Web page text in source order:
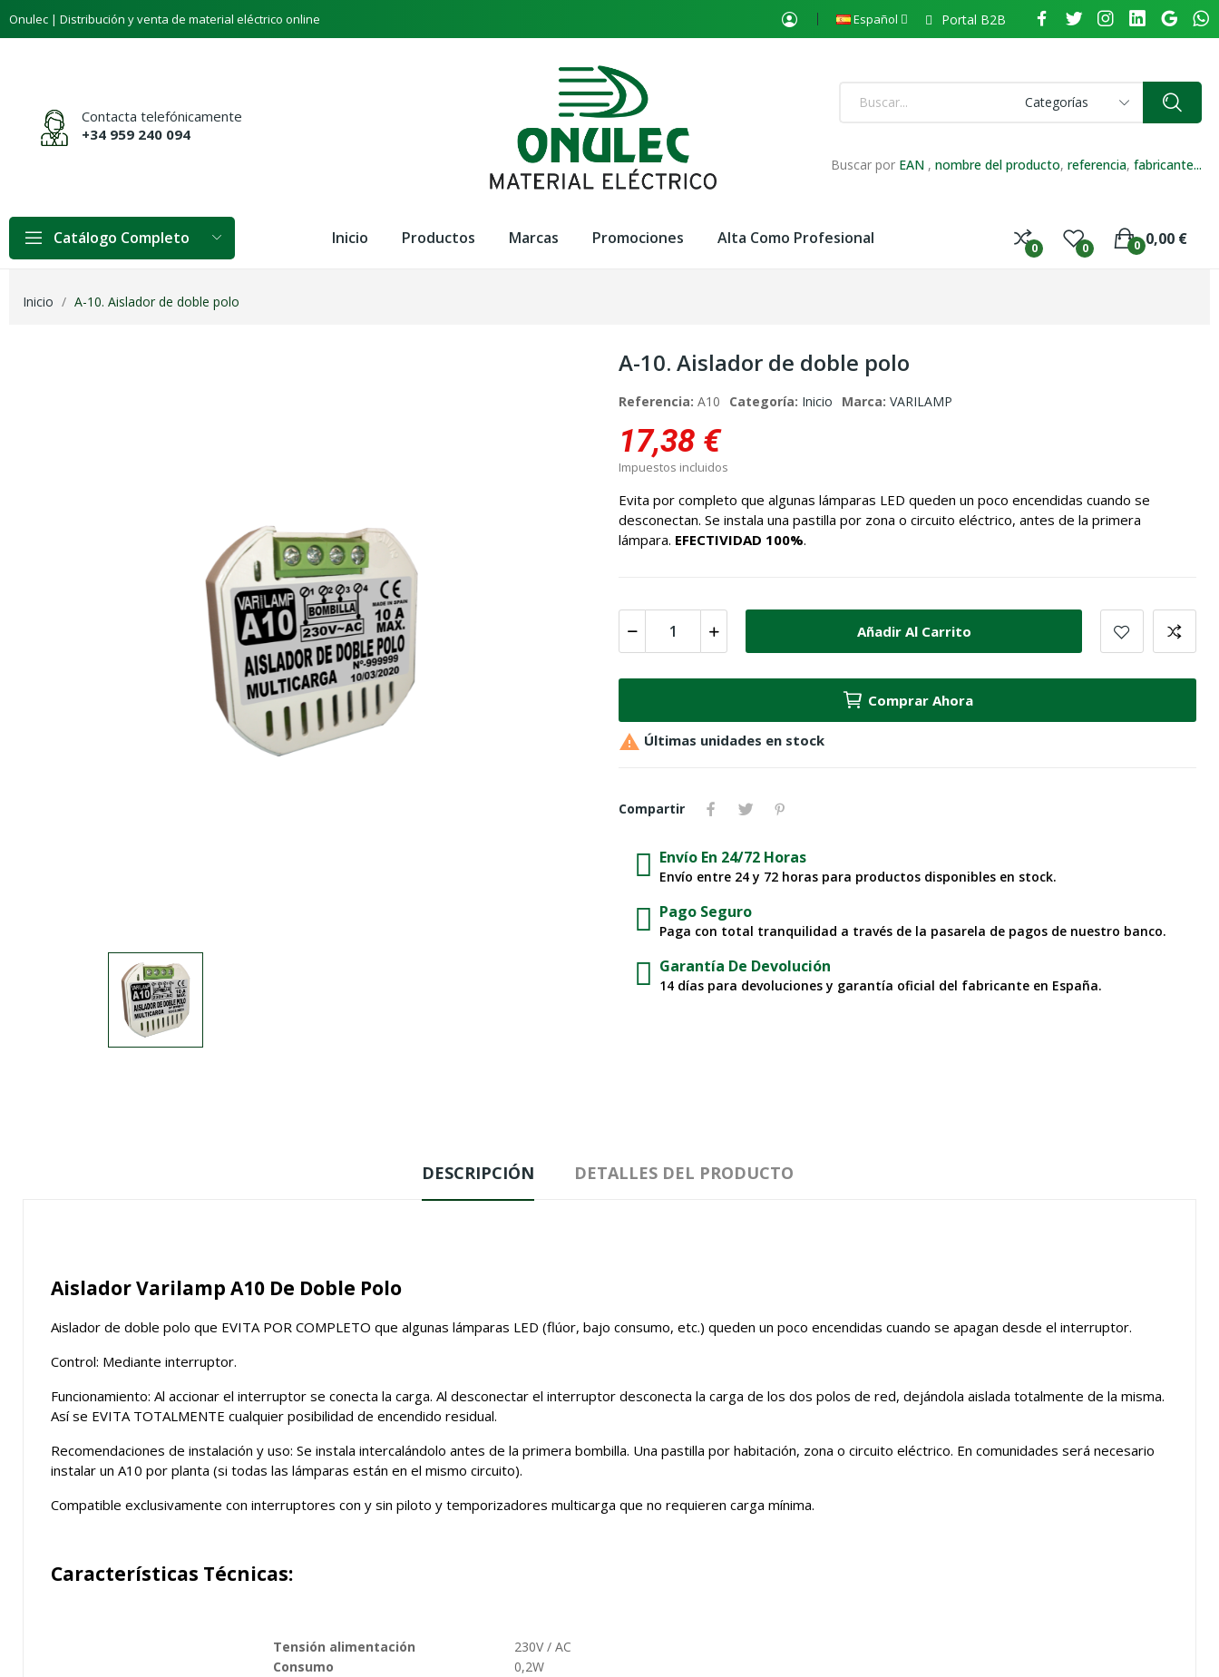
Onulec | Distribución y venta de material eléctrico online Español Portal B2B
Contacta telefónicamente
+34 959 240 094
Categorías
Buscar por EAN ,nombre del producto,referencia,fabricante...
Catálogo Completo Inicio Productos Marcas Promociones Alta Como Profesional
0 0 0,00 €
0
Inicio A-10. Aislador de doble polo
A-10. Aislador de doble polo
Referencia: A10 Categoría: Inicio Marca: VARILAMP
17,38 €
Impuestos incluidos
Evita por completo que algunas lámparas LED queden un poco encendidas cuando se
desconectan. Se instala una pastilla por zona o circuito eléctrico, antes de la primera
lámpara. EFECTIVIDAD 100%.
Añadir Al Carrito
Comprar Ahora
 Últimas unidades en stock
Compartir
Envío En 24/72 Horas
Envío entre 24 y 72 horas para productos disponibles en stock.
Pago Seguro
Paga con total tranquilidad a través de la pasarela de pagos de nuestro banco.
Garantía De Devolución
14 días para devoluciones y garantía oficial del fabricante en España.
DESCRIPCIÓN DETALLES DEL PRODUCTO
Aislador Varilamp A10 De Doble Polo
Aislador de doble polo que EVITA POR COMPLETO que algunas lámparas LED (flúor, bajo consumo, etc.) queden un poco encendidas cuando se apagan desde el interruptor.
Control: Mediante interruptor.
Funcionamiento: Al accionar el interruptor se conecta la carga. Al desconectar el interruptor desconecta la carga de los dos polos de red, dejándola aislada totalmente de la misma.
Así se EVITA TOTALMENTE cualquier posibilidad de encendido residual.
Recomendaciones de instalación y uso: Se instala intercalándolo antes de la primera bombilla. Una pastilla por habitación, zona o circuito eléctrico. En comunidades será necesario
instalar un A10 por planta (si todas las lámparas están en el mismo circuito).
Compatible exclusivamente con interruptores con y sin piloto y temporizadores multicarga que no requieren carga mínima.
Características Técnicas:
Tensión alimentación
230V / AC
Consumo
0,2W